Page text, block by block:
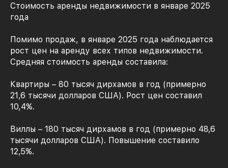
Стоимость аренды недвижимости в январе 2025
года
Помимо продаж, в январе 2025 года наблюдается
рост цен на аренду всех типов недвижимости.
Средняя стоимость аренды составила:
Квартиры – 80 тысяч дирхамов в год (примерно
21,6 тысячи долларов США). Рост цен составил
10,4%.
Виллы – 180 тысяч дирхамов в год (примерно 48,6
тысячи долларов США). Повышение составило
12,5%.